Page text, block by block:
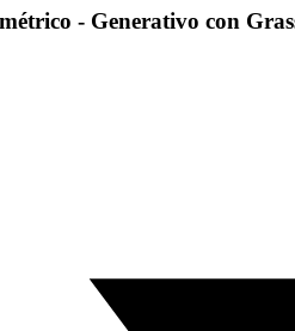
- Generativo con